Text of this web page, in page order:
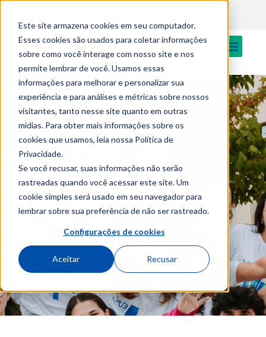
Este site armazena cookies em seu computador.
Esses cookies são usados para coletar informações
sobre como você interage com nosso site e nos
permite lembrar de você. Usamos essas
informações para melhorar e personalizar sua
experiência e para análises e métricas sobre nossos
visitantes, tanto nesse site quanto em outras
mídias. Para obter mais informações sobre os
cookies que usamos, leia nossa Política de
Privacidade.
Se você recusar, suas informações não serão
rastreadas quando você acessar este site. Um
cookie simples será usado em seu navegador para
lembrar sobre sua preferência de não ser rastreado.
Configurações de cookies
Aceitar Recusar
CONTACTOS